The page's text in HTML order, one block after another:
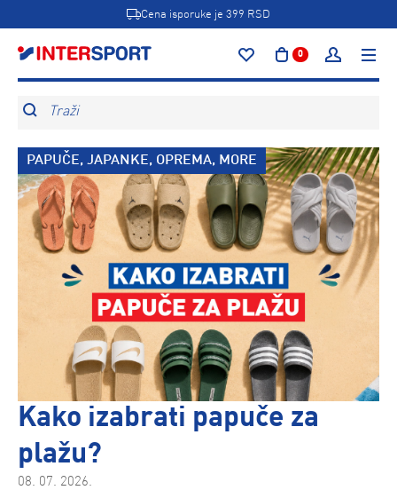
Cena isporuke je 399 RSD
0
Traži
PAPUČE, JAPANKE, OPREMA, MORE
Kako izabrati papuče za
plažu?
08. 07. 2026.